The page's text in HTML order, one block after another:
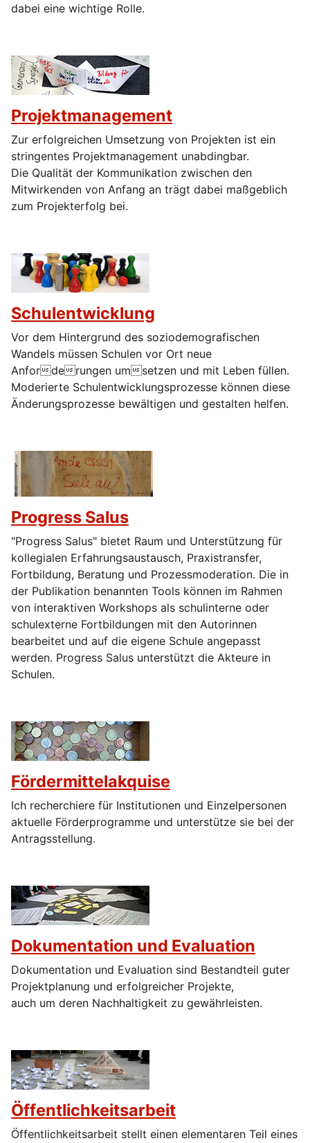
dabei eine wichtige Rolle.
Projektmanagement
Zur erfolgreichen Umsetzung von Projekten ist ein
stringentes Projektmanagement unabdingbar.
Die Qualität der Kommunikation zwischen den
Mitwirkenden von Anfang an trägt dabei maßgeblich
zum Projekterfolg bei.
Schulentwicklung
Vor dem Hintergrund des soziodemografischen
Wandels müssen Schulen vor Ort neue
Anforderungen umsetzen und mit Leben füllen.
Moderierte Schulentwicklungsprozesse können diese
Änderungsprozesse bewältigen und gestalten helfen.
Progress Salus
"Progress Salus" bietet Raum und Unterstützung für
kollegialen Erfahrungsaustausch, Praxistransfer,
Fortbildung, Beratung und Prozessmoderation. Die in
der Publikation benannten Tools können im Rahmen
von interaktiven Workshops als schulinterne oder
schulexterne Fortbildungen mit den Autorinnen
bearbeitet und auf die eigene Schule angepasst
werden. Progress Salus unterstützt die Akteure in
Schulen.
Fördermittelakquise
Ich recherchiere für Institutionen und Einzelpersonen
aktuelle Förderprogramme und unterstütze sie bei der
Antragsstellung.
Dokumentation und Evaluation
Dokumentation und Evaluation sind Bestandteil guter
Projektplanung und erfolgreicher Projekte,
auch um deren Nachhaltigkeit zu gewährleisten.
Öffentlichkeitsarbeit
Öffentlichkeitsarbeit stellt einen elementaren Teil eines